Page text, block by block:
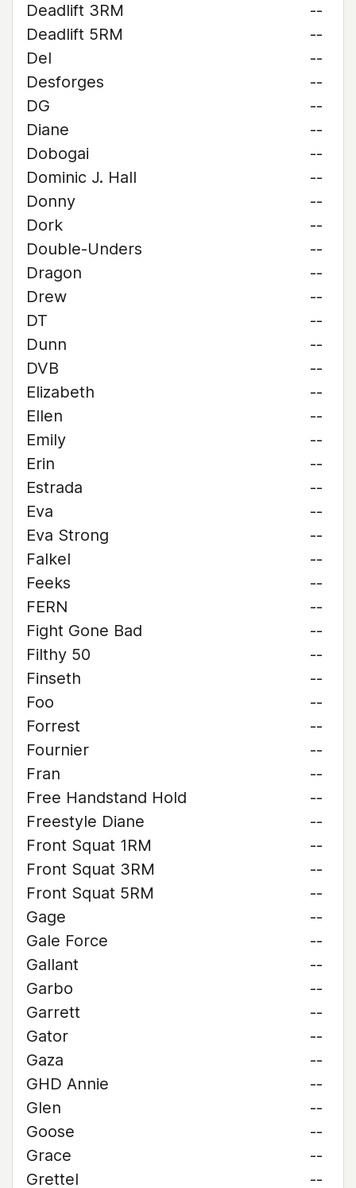
Deadlift 3RM
--
Deadlift 5RM
--
Del
--
Desforges
--
DG
--
Diane
--
Dobogai
--
Dominic J. Hall
--
Donny
--
Dork
--
Double-Unders
--
Dragon
--
Drew
--
DT
--
Dunn
--
DVB
--
Elizabeth
--
Ellen
--
Emily
--
Erin
--
Estrada
--
Eva
--
Eva Strong
--
Falkel
--
Feeks
--
FERN
--
Fight Gone Bad
--
Filthy 50
--
Finseth
--
Foo
--
Forrest
--
Fournier
--
Fran
--
Free Handstand Hold
--
Freestyle Diane
--
Front Squat 1RM
--
Front Squat 3RM
--
Front Squat 5RM
--
Gage
--
Gale Force
--
Gallant
--
Garbo
--
Garrett
--
Gator
--
Gaza
--
GHD Annie
--
Glen
--
Goose
--
Grace
--
Grettel
--